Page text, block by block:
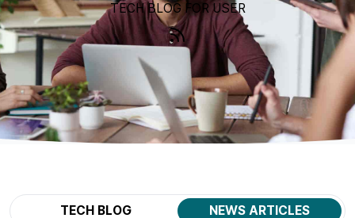
TECH BLOG FOR USER
TECH BLOG NEWS ARTICLES